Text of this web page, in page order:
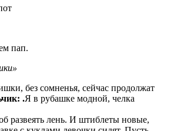
от хлопот
пап.
без сомненья, сейчас продолжат
.Я в рубашке модной, челка
развеять лень. И штиблеты новые,